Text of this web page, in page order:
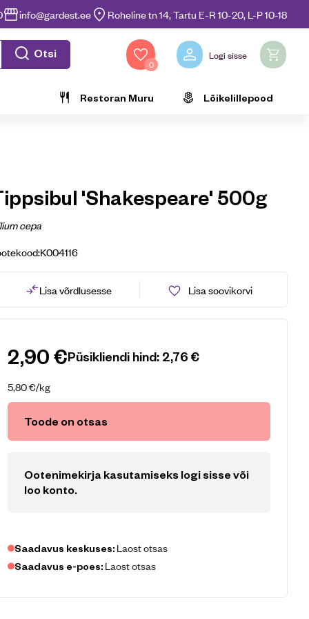
info@gardest.ee Roheline tn 14, Tartu E-R 10-20, L-P 10-18
Otsi
0
Logi sisse
Restoran Muru Lõikelillepood
'Shakespeare' 500g
cepa
K004116
Lisa võrdlusesse Lisa soovikorvi
2,90€Püsikliendi hind: 2,76€
5,80€/kg
Toode on otsas
Ootenimekirja kasutamiseks logi sisse või
loo konto.
Saadavus keskuses: Laost otsas
Saadavus e-poes: Laost otsas